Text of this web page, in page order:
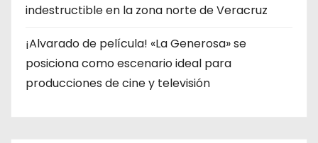
indestructible en la zona norte de Veracruz
¡Alvarado de película! «La Generosa» se
posiciona como escenario ideal para
producciones de cine y televisión